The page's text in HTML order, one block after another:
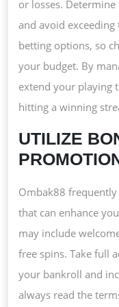
or losses.
and avoid
betting options, so
your budget. By
extend your playing
hitting a winning
UTILIZE
Ombak88
that can enhance
may include
free spins. Take full
your bankroll and
always read the